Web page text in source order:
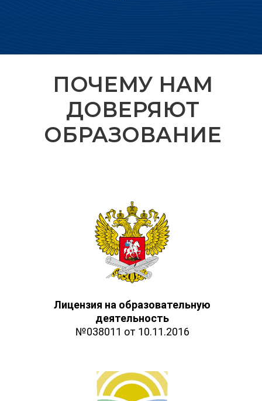
ПОЧЕМУ НАМ
ДОВЕРЯЮТ
ОБРАЗОВАНИЕ
Лицензия на образовательную
деятельность
№038011 от 10.11.2016